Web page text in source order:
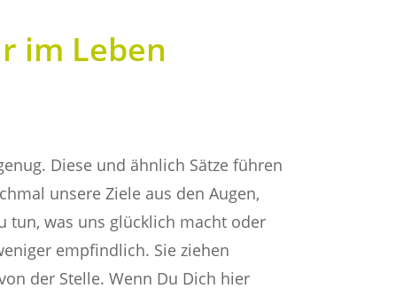
im Leben
Diese und ähnlich Sätze führen
unsere Ziele aus den Augen,
tun, was uns glücklich macht oder
empfindlich. Sie ziehen
der Stelle. Wenn Du Dich hier